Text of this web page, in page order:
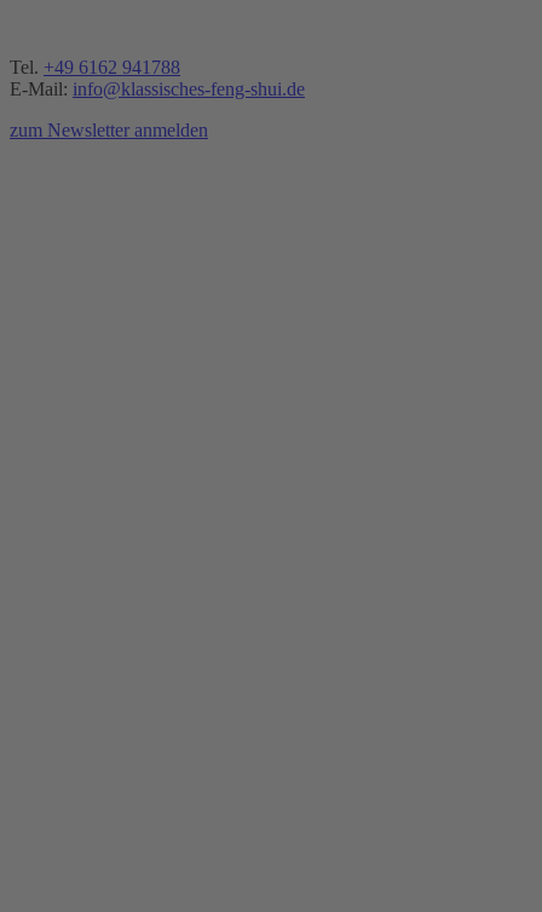
Tel. +49 6162 941788
E-Mail: info@klassisches-feng-shui.de
zum Newsletter anmelden